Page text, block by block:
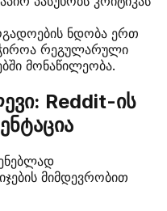
ნდობა ერთ
რეგულარული
მონაწილეობა.
Reddit-ის
მიმდევრობით